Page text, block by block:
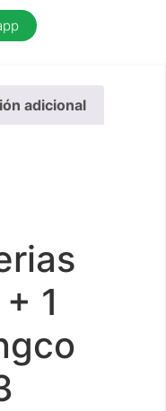
adicional
1